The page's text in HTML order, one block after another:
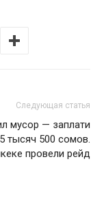
Следующая статья
мусор — заплати
5 тысяч 500 сомов.
провели рейд